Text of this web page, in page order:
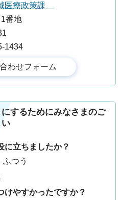
医療政策課
番地
1434
するためにみなさまのご
に立ちましたか？
ふつう
けやすかったですか？